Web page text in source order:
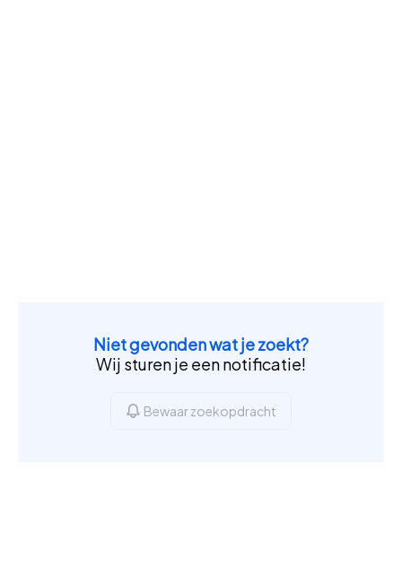
Niet gevonden wat je zoekt?
Wij sturen je een notificatie!
Bewaar zoekopdracht